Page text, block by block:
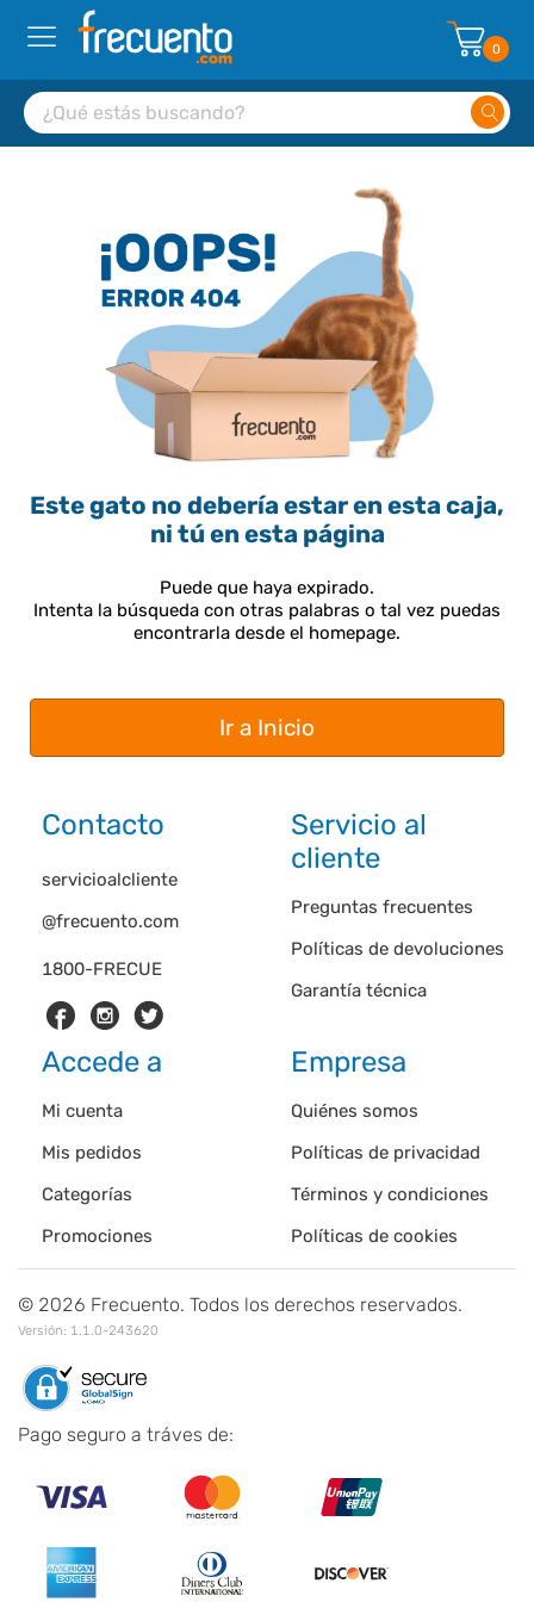
0
Este gato no debería estar en esta caja,
ni tú en esta página
Puede que haya expirado.
Intenta la búsqueda con otras palabras o tal vez puedas
encontrarla desde el homepage.
Ir a Inicio
Contacto
1800-FRECUE
servicioalcliente
@frecuento.com
Servicio al
cliente
Preguntas frecuentes
Políticas de devoluciones
Garantía técnica
Accede a
Mi cuenta
Mis pedidos
Categorías
Promociones
Empresa
Quiénes somos
Políticas de privacidad
Términos y condiciones
Políticas de cookies
© 2026 Frecuento. Todos los derechos reservados.
Versión: 1.1.0-243620
Pago seguro a tráves de: